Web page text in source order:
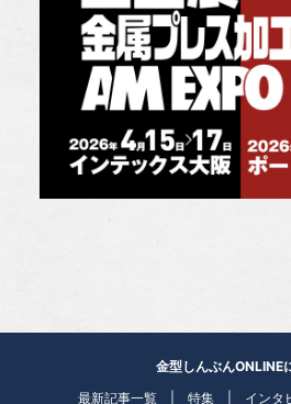
金型しんぶんONLINE
最新記事一覧
特集 インタ